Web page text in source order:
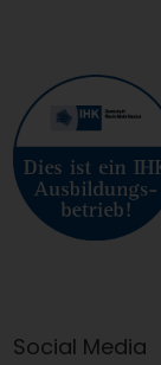
Social Media